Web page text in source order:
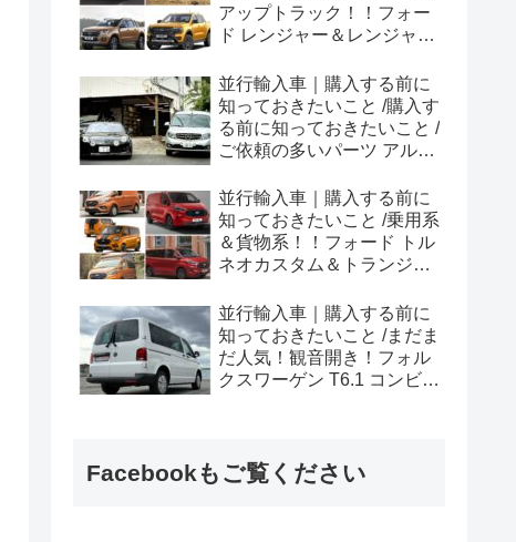
アップトラック！！フォー
ド レンジャー＆レンジャー
め！
並行輸入車｜購入する前に
知っておきたいこと /購入す
る前に知っておきたいこと /
ご依頼の多いパーツ アルピ
やカスタム・チューニング
パーツも何とかなる！②
並行輸入車｜購入する前に
知っておきたいこと /乗用系
＆貨物系！！フォード トル
ネオカスタム＆トランジッ
め！
並行輸入車｜購入する前に
知っておきたいこと /まだま
だ人気！観音開き！フォル
クスワーゲン T6.1 コンビ横
Facebookもご覧ください